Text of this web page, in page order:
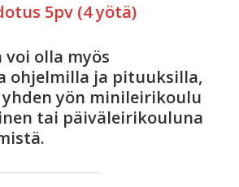
5pv (4 yötä)
olla myös
ohjelmilla ja pituuksilla,
yön minileirikoulu
tai päiväleirikouluna